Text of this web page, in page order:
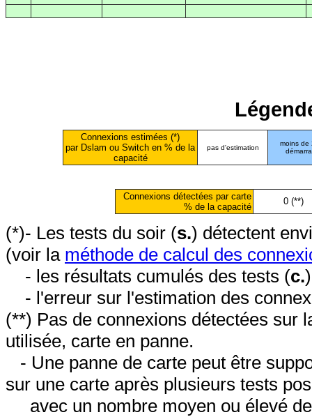
Connexions estimées (*)
par Dslam ou Switch en % de la
capacité
pas d'estimation
moins de
Connexions détectées par carte
% de la capacité
0 (**)
(*)- Les tests du soir (s.) détectent
(voir la méthode de calcul des
- les résultats cumulés des tests (c.
- l'erreur sur l'estimation des
(**) Pas de connexions détectées sur
utilisée, carte en panne.
- Une panne de carte peut être
sur une carte après plusieurs tests
avec un nombre moyen ou élevé